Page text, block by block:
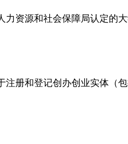
资源和社会保障局认定的
册和登记创办创业实体（包